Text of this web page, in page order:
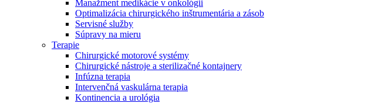
Manažment medikácie v onkológii
Optimalizácia chirurgického inštrumentária a zásob
Servisné služby
Súpravy na mieru
Terapie
Chirurgické motorové systémy
Chirurgické nástroje a sterilizačné kontajnery
Infúzna terapia
Intervenčná vaskulárna terapia
Kontinencia a urológia